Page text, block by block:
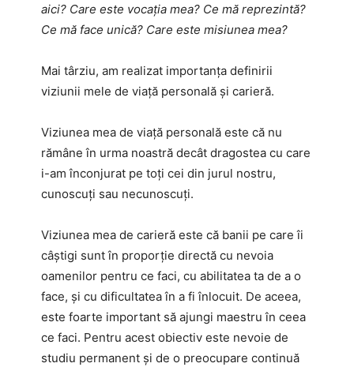
aici? Care este vocaţia mea? Ce mă reprezintă?
Ce mă face unică? Care este misiunea mea?
Mai târziu, am realizat importanţa definirii
viziunii mele de viaţă personală şi carieră.
Viziunea mea de viaţă personală este că nu
rămâne în urma noastră decât dragostea cu care
i-am înconjurat pe toţi cei din jurul nostru,
cunoscuţi sau necunoscuţi.
Viziunea mea de carieră este că banii pe care îi
câştigi sunt în proporţie directă cu nevoia
oamenilor pentru ce faci, cu abilitatea ta de a o
face, şi cu dificultatea în a fi înlocuit. De aceea,
este foarte important să ajungi maestru în ceea
ce faci. Pentru acest obiectiv este nevoie de
studiu permanent și de o preocupare continuă